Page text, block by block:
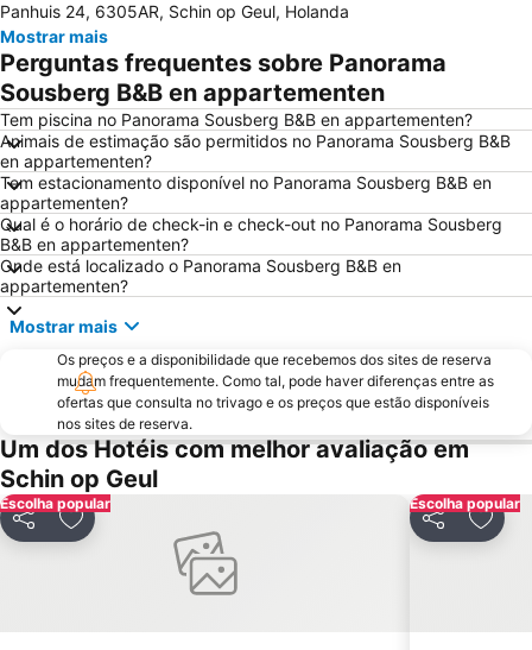
One and Only
City Centre
Aachen Central Railway Station
Marché de Noël d'Aix-la-Chapelle
Salon Vert Bleu Soleil
Sart
Nederlands Mijnmuseum
Karibik
Eurogress Aachen
Rothe Erde
Merzbrück Airport
Karting Genk
Habitat
Liège Airport
Station Roermond
Mandarin
Panhuis 24, 6305AR, Schin op Geul, Holanda
Mostrar mais
Perguntas frequentes sobre Panorama
Sousberg B&B en appartementen
Tem piscina no Panorama Sousberg B&B en appartementen?
Animais de estimação são permitidos no Panorama Sousberg B&B
en appartementen?
Tem estacionamento disponível no Panorama Sousberg B&B en
appartementen?
Qual é o horário de check-in e check-out no Panorama Sousberg
B&B en appartementen?
Onde está localizado o Panorama Sousberg B&B en
appartementen?
Mostrar mais
Os preços e a disponibilidade que recebemos dos sites de reserva
mudam frequentemente. Como tal, pode haver diferenças entre as
ofertas que consulta no trivago e os preços que estão disponíveis
nos sites de reserva.
Um dos Hotéis com melhor avaliação em
Schin op Geul
Escolha popular
PartilharAdicionar aos favoritos
Escolha popular
Partilhar